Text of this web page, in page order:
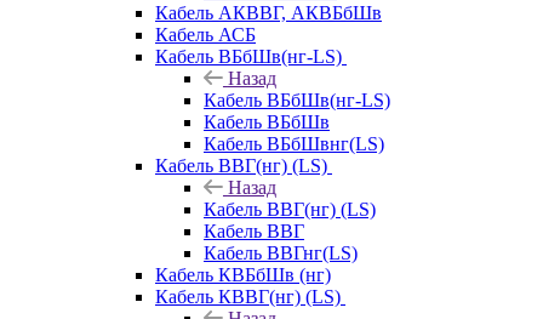
Кабель АКВВГ, АКВБбШв
Кабель АСБ
Кабель ВБбШв(нг-LS)
Назад
Кабель ВБбШв(нг-LS)
Кабель ВБбШв
Кабель ВБбШвнг(LS)
Кабель ВВГ(нг) (LS)
Назад
Кабель ВВГ(нг) (LS)
Кабель ВВГ
Кабель ВВГнг(LS)
Кабель КВБбШв (нг)
Кабель КВВГ(нг) (LS)